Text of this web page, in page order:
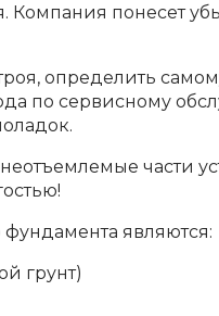
понесет
определить
по сервисному
неотъемлемые части
являются:
грунт)